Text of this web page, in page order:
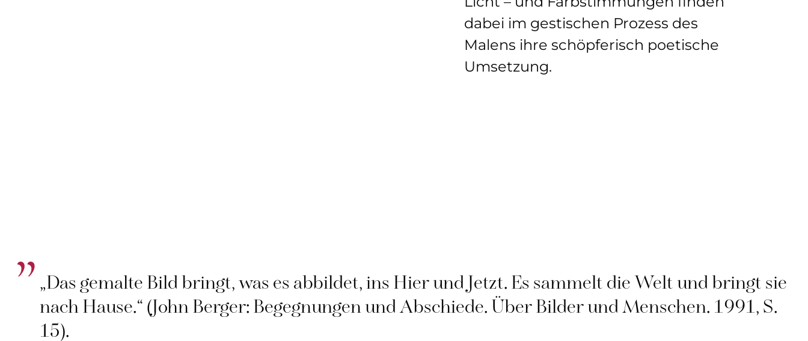
dabei im gestischen Prozess des
Malens ihre schöpferisch poetische
Umsetzung.
„Das gemalte Bild bringt, was es abbildet, ins Hier und Jetzt. Es sammelt die Welt und bringt sie
nach Hause.“ (John Berger: Begegnungen und Abschiede. Über Bilder und Menschen. 1991, S.
15).